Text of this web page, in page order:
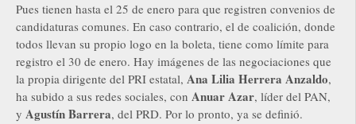
Pues tienen hasta el 25 de enero para que registren convenios de
candidaturas comunes. En caso contrario, el de coalición, donde
todos llevan su propio logo en la boleta, tiene como límite para
registro el 30 de enero. Hay imágenes de las negociaciones que
la propia dirigente del PRI estatal, Ana Lilia Herrera Anzaldo,
ha subido a sus redes sociales, con Anuar Azar, líder del PAN,
y Agustín Barrera, del PRD. Por lo pronto, ya se definió.